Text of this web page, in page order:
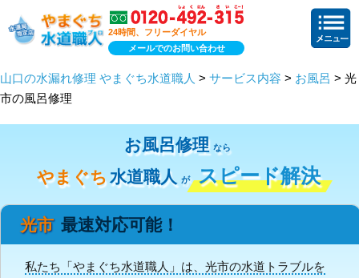
24時間、フリーダイヤル
メールでのお問い合わせ
山口の水漏れ修理 やまぐち水道職人 > サービス内容 > お風呂 > 光
市の風呂修理
お風呂修理 なら
やまぐち 水道職人 が スピード解決
光市 最速対応可能！
私たち「やまぐち水道職人」は、光市の水道トラブルを